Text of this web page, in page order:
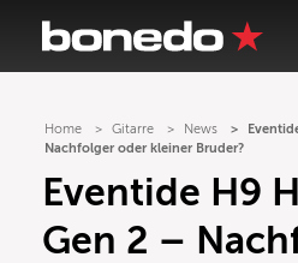
Home Gitarre News
Nachfolger oder kleiner Bruder?
Eventide H9
Gen 2 –